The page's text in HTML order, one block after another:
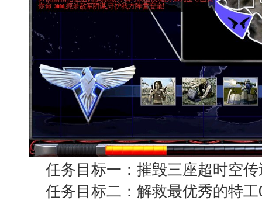
任务目标一：摧毁三座超时空传
任务目标二：解救最优秀的特工